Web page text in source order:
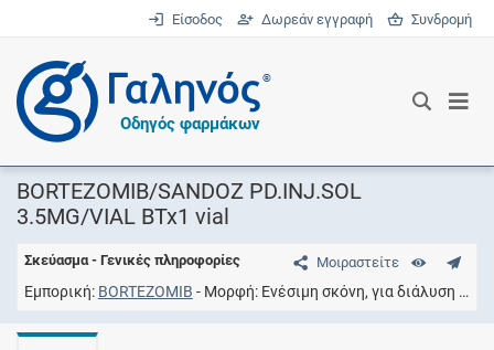
Είσοδος Δωρεάν εγγραφή Συνδρομή
®
Οδηγός φαρμάκων
BORTEZOMIB/SANDOZ PD.INJ.SOL
3.5MG/VIAL BTx1 vial
Μοιραστείτε
Σκεύασμα - Γενικές πληροφορίες
Εμπορική BORTEZOMIB Μορφή Ενέσιμη σκόνη, για διάλυση